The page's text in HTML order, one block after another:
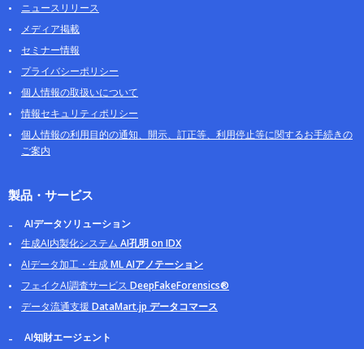
ニュースリリース
メディア掲載
セミナー情報
プライバシーポリシー
個人情報の取扱いについて
情報セキュリティポリシー
個人情報の利用目的の通知、開示、訂正等、利用停止等に関するお手続きの
ご案内
製品・サービス
AIデータソリューション
生成AI内製化システム AI孔明 on IDX
AIデータ加工・生成ML AIアノテーション
フェイクAI調査サービス DeepFakeForensics®
データ流通支援 DataMart.jp データコマース
AI知財エージェント